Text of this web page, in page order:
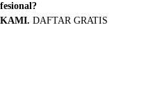
DAFTAR GRATIS